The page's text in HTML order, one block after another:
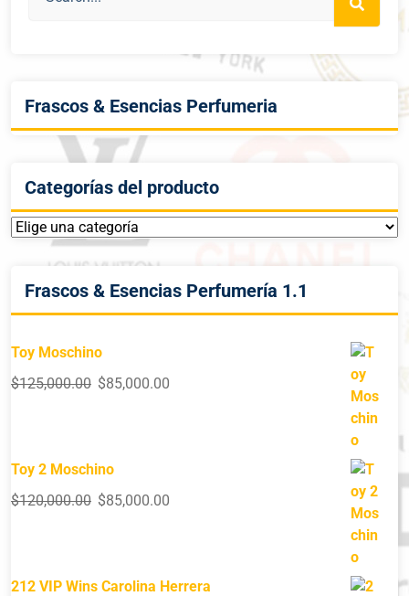
Frascos & Esencias Perfumeria
Categorías del producto
Frascos & Esencias Perfumería 1.1
Toy Moschino
$125,000.00 $85,000.00
Toy 2 Moschino
$120,000.00 $85,000.00
212 VIP Wins Carolina Herrera